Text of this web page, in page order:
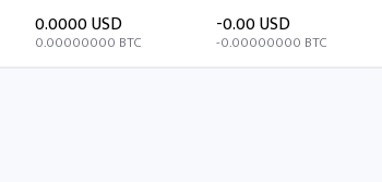
0.0000 USD
0.00000000 BTC
-0.00 USD
-0.00000000 BTC